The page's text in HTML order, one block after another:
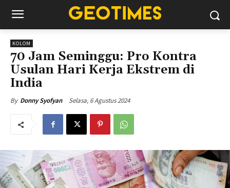
KOLOM
70 Jam Seminggu: Pro Kontra
Usulan Hari Kerja Ekstrem di
India
By Donny Syofyan Selasa, 6 Agustus 2024